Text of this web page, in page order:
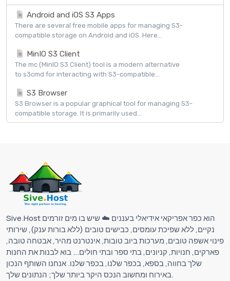
Android and iOS S3 Apps
There are several free mobile apps for managing S3-
compatible storage on Android and iOS. Here...
MinIO S3 Client
The mc (MinIO S3 Client) tool is a modern alternative
to s3cmd for interacting with S3-compatible...
S3 Browser
S3 Browser is a popular graphical tool for managing S3-
compatible storage. It is primarily used...
Sive.Host הוא כפר אפריקאי אידיאלי בעננים ☁️ שיש בו מים זורמים
נקיים, ללא שפיכת עומסים, כבישים טובים (ללא בורות ענק), שירותי
פינוי אשפה טובים, מערכות ביוב טובות, אינטרנט מהיר, אבטחה טובה,
פארקים, חנויות, קניונים, בתי ספר ובתי חולים... בוא לבנות את החנות
שלך בחווה, בספא, בכפר שלנו, בכפר שלנו. אנחנו השותף הנכון
באירוח ומחשוב הנכס היקר ביותר שלך; הנתונים שלך.